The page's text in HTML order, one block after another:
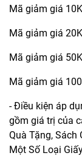
Mã giảm giá
Mã giảm giá
Mã giảm giá
Mã giảm giá
- Điều kiện áp
gồm giá trị của
Quà Tặng, Sách
Một Số Loại